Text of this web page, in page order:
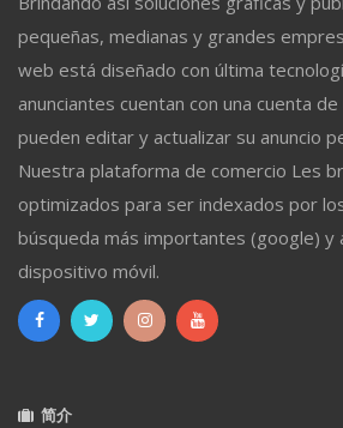
pequeñas, medianas y grandes
web está diseñado con última
anunciantes cuentan con una cuenta
pueden editar y actualizar su anuncio
Nuestra plataforma de comercio Les
optimizados para ser indexados por
búsqueda más importantes (google) y
dispositivo móvil.
简介